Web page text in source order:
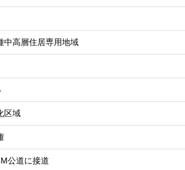
中高層住居専用地域
区域
公道に接道